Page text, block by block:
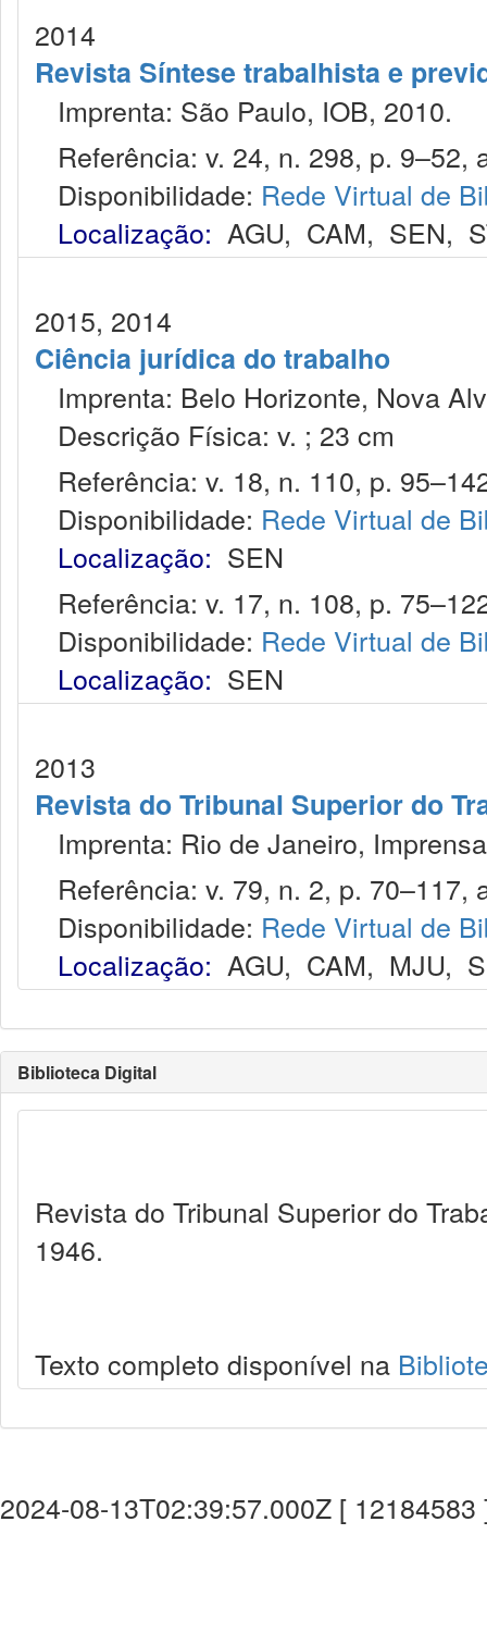
2014
Revista Síntese trabalhista e
Imprenta: São Paulo, IOB, 2010.
Referência: v. 24, n. 298, p. 9–52,
Disponibilidade: Rede Virtual de
Localização: AGU, CAM, SEN,
2015, 2014
Ciência jurídica do trabalho
Imprenta: Belo Horizonte, Nova
Descrição Física: v. ; 23 cm
Referência: v. 18, n. 110, p.
Disponibilidade: Rede Virtual de
Localização: SEN
Referência: v. 17, n. 108, p.
Disponibilidade: Rede Virtual de
Localização: SEN
2013
Revista do Tribunal Superior do
Imprenta: Rio de Janeiro,
Referência: v. 79, n. 2, p. 70–117,
Disponibilidade: Rede Virtual de
Localização: AGU, CAM, MJU,
Biblioteca Digital
Revista do Tribunal Superior do
1946.
Texto completo disponível na
2024-08-13T02:39:57.000Z [ 12184583